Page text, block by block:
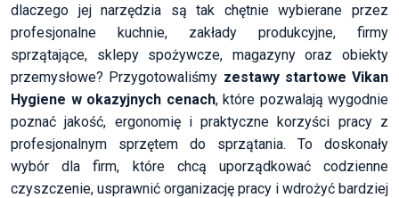
dlaczego jej narzędzia są tak chętnie wybierane przez
profesjonalne kuchnie, zakłady produkcyjne, firmy
sprzątające, sklepy spożywcze, magazyny oraz obiekty
przemysłowe? Przygotowaliśmy zestawy startowe Vikan
Hygiene w okazyjnych cenach, które pozwalają wygodnie
poznać jakość, ergonomię i praktyczne korzyści pracy z
profesjonalnym sprzętem do sprzątania. To doskonały
wybór dla firm, które chcą uporządkować codzienne
czyszczenie, usprawnić organizację pracy i wdrożyć bardziej